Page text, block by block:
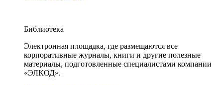
Библиотека
Электронная площадка, где размещаются все
корпоративные журналы, книги и другие полезные
материалы, подготовленные специалистами компании
«ЭЛКОД».